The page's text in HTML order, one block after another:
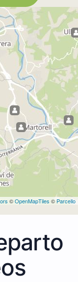
©OpenMapTiles © Parcello